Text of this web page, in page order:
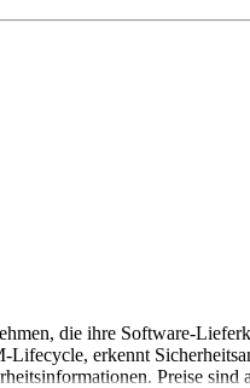
die ihre Software-
Lifecycle, erkennt
Preise sind